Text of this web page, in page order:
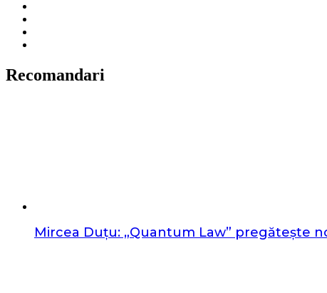
Recomandari
Mircea Duțu: „Quantum Law” pregătește